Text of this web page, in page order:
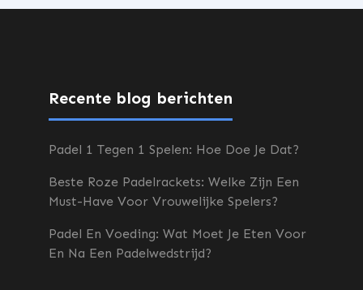
Recente blog berichten
Padel 1 Tegen 1 Spelen: Hoe Doe Je Dat?
Beste Roze Padelrackets: Welke Zijn Een
Must-Have Voor Vrouwelijke Spelers?
Padel En Voeding: Wat Moet Je Eten Voor
En Na Een Padelwedstrijd?